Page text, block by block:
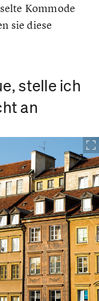
Kommode
sie diese
stelle ich
an